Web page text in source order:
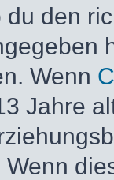
den
Wenn
Jahre